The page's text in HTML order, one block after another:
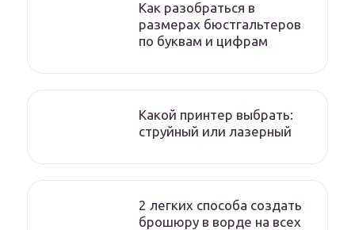
Как разобраться в
размерах бюстгальтеров
по буквам и цифрам
Какой принтер выбрать:
струйный или лазерный
2 легких способа создать
брошюру в ворде на всех